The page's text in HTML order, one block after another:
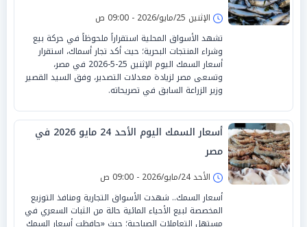
الإثنين 25/مايو/2026 - 09:00 ص
تشهد الأسواق المحلية استقراراً ملحوظاً في حركة بيع
وشراء المنتجات البحرية؛ حيث أكد تجار أسماك، استقرار
أسعار السمك اليوم الإثنين 25-5-2026 في مصر،
وتسعى مصر لزيادة معدلات التصدير، وفق السيد القصير
وزير الزراعة السابق في تصريحاته.
أسعار السمك اليوم الأحد 24 مايو 2026 في
مصر
الأحد 24/مايو/2026 - 09:00 ص
أسعار السمك.. شهدت الأسواق التجارية ومنافذ التوزيع
المخصصة لبيع الأحياء المائية حالة من الثبات السعري في
مستهل التعاملات الصباحية؛ حيث «حافظت أسعار السمك